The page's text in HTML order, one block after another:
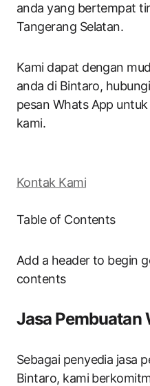
anda yang bertempat
Tangerang Selatan.
Kami dapat dengan
anda di Bintaro,
pesan Whats App
kami.
Kontak Kami
Table of Contents
Add a header to begin
contents
Jasa Pembuatan
Sebagai penyedia jasa
Bintaro, kami